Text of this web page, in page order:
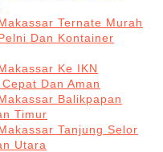
Ternate Murah
Dan Kontainer
Ke IKN
Dan Aman
Balikpapan
Timur
Tanjung Selor
Utara